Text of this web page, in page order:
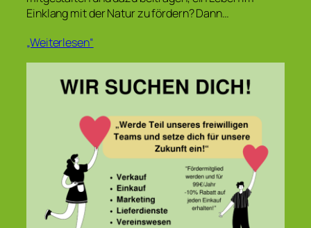
Einklang mit der Natur zu fördern? Dann…
„Weiterlesen“